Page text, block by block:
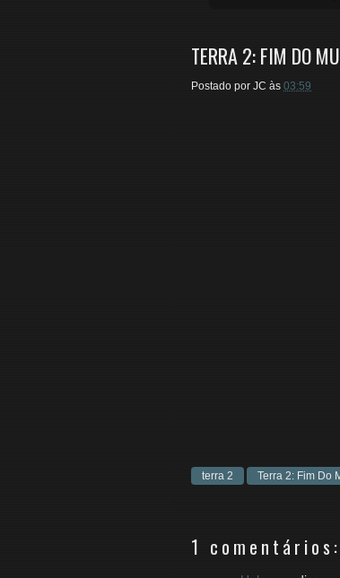
TERRA 2: FIM DO
Postado por JC às 03:59
terra 2 Terra 2: Fim Do
1 comentários: